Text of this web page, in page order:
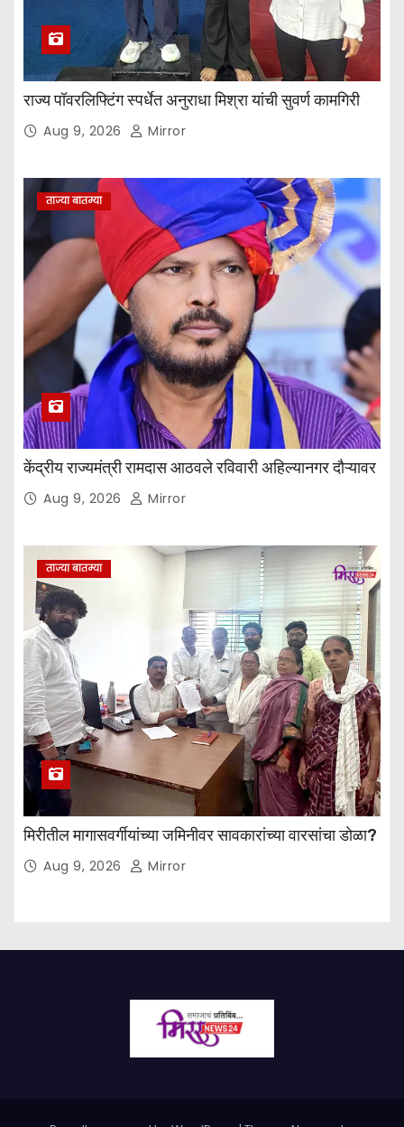
राज्य पॉवरलिफ्टिंग स्पर्धेत अनुराधा मिश्रा यांची सुवर्ण कामगिरी
Aug 9, 2026 Mirror
ताज्या बातम्या
केंद्रीय राज्यमंत्री रामदास आठवले रविवारी अहिल्यानगर दौऱ्यावर
Aug 9, 2026 Mirror
ताज्या बातम्या
मिरीतील मागासवर्गीयांच्या जमिनीवर सावकारांच्या वारसांचा डोळा?
Aug 9, 2026 Mirror